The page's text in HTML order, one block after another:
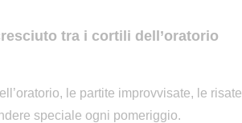
tra i cortili dell’oratorio
le partite improvvisate, le risate
speciale ogni pomeriggio.